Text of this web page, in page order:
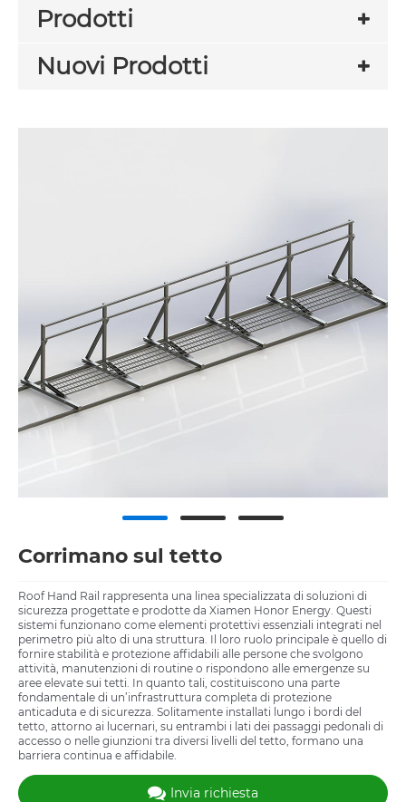
Prodotti
Nuovi Prodotti
Corrimano sul tetto
Roof Hand Rail rappresenta una linea specializzata di soluzioni di
sicurezza progettate e prodotte da Xiamen Honor Energy. Questi
sistemi funzionano come elementi protettivi essenziali integrati nel
perimetro più alto di una struttura. Il loro ruolo principale è quello di
fornire stabilità e protezione affidabili alle persone che svolgono
attività, manutenzioni di routine o rispondono alle emergenze su
aree elevate sui tetti. In quanto tali, costituiscono una parte
fondamentale di un’infrastruttura completa di protezione
anticaduta e di sicurezza. Solitamente installati lungo i bordi del
tetto, attorno ai lucernari, su entrambi i lati dei passaggi pedonali di
accesso o nelle giunzioni tra diversi livelli del tetto, formano una
barriera continua e affidabile.
Invia richiesta